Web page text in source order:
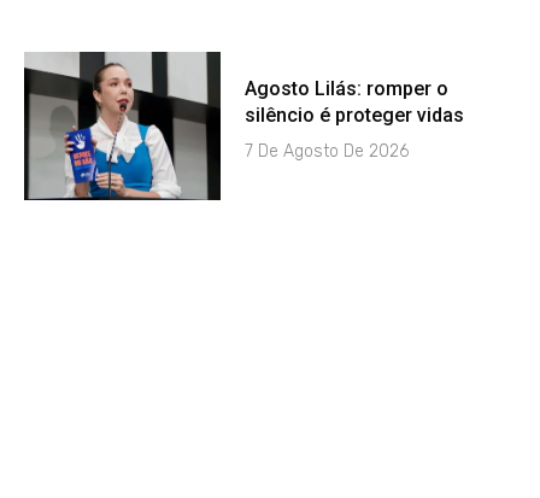
Agosto Lilás: romper o
silêncio é proteger vidas
7 De Agosto De 2026